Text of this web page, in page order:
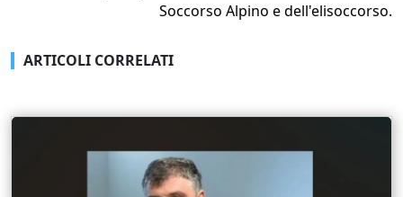
Soccorso Alpino e dell'elisoccorso.
ARTICOLI CORRELATI